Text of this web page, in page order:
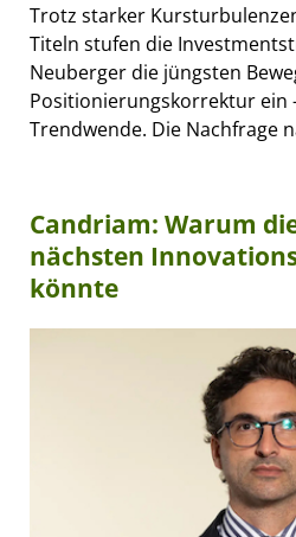
Trotz starker
Titeln stufen die
Neuberger die jüngsten
Positionierungskorrektur ein
Trendwende. Die Nachfrage
Candriam: Warum
nächsten
könnte